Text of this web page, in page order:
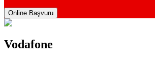
Online Başvuru
Vodafone